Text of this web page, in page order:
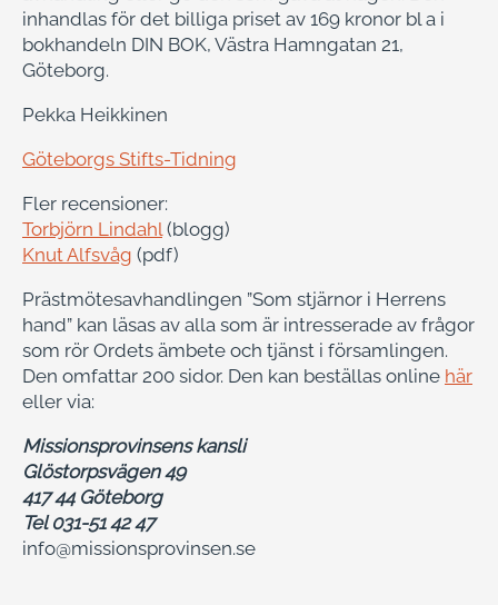
inhandlas för det billiga priset av 169 kronor bl a i
bokhandeln DIN BOK, Västra Hamngatan 21,
Göteborg.
Pekka Heikkinen
Göteborgs Stifts-Tidning
Fler recensioner:
Torbjörn Lindahl(blogg)
Knut Alfsvåg (pdf)
Prästmötesavhandlingen ”Som stjärnor i Herrens
hand” kan läsas av alla som är intresserade av frågor
som rör Ordets ämbete och tjänst i församlingen.
Den omfattar 200 sidor. Den kan beställas online här
eller via:
Missionsprovinsens kansli
Glöstorpsvägen 49
417 44 Göteborg
Tel 031-51 42 47
info@missionsprovinsen.se